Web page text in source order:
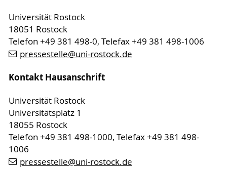
Universität Rostock
18051 Rostock
Telefon +49 381 498-0, Telefax +49 381 498-1006
pressestelle@uni-rostock.de
Kontakt Hausanschrift
Universität Rostock
Universitätsplatz 1
18055 Rostock
Telefon +49 381 498-1000, Telefax +49 381 498-
1006
pressestelle@uni-rostock.de